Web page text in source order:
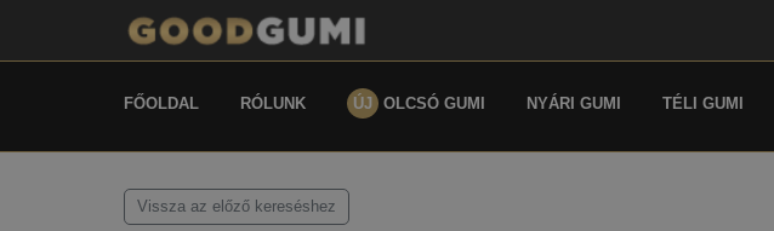
FŐOLDAL RÓLUNK ÚJ OLCSÓ GUMI NYÁRI GUMI TÉLI GUMI
Vissza az előző kereséshez